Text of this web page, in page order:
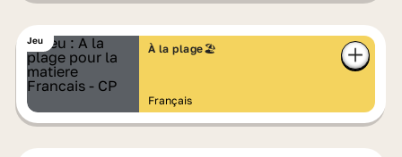
Jeu
À la plage🏖️
Français